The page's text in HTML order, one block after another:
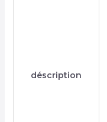
déscription